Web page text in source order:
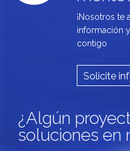
¡Nosotros te
información
contigo
Solicite
¿Algún
soluciones en